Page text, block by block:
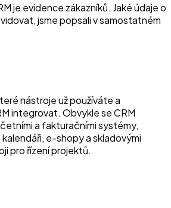
je evidence zákazníků. Jaké údaje o
jsme popsali v samostatném
nástroje už používáte a
integrovat. Obvykle se CRM
a fakturačními systémy,
e-shopy a skladovými
pro řízení projektů.